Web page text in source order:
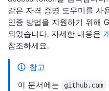
같은 자격 증명 도우미를 사
인증 방법을 지원하기 위해
되었습니다. 자세한 내용은
참조하세요.
참고
이 문서에는
github.com